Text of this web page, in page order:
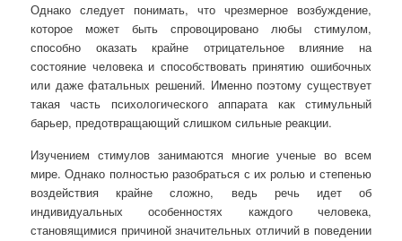
Однако следует понимать, что чрезмерное возбуждение,
которое может быть спровоцировано любы стимулом,
способно оказать крайне отрицательное влияние на
состояние человека и способствовать принятию ошибочных
или даже фатальных решений. Именно поэтому существует
такая часть психологического аппарата как стимульный
барьер, предотвращающий слишком сильные реакции.
Изучением стимулов занимаются многие ученые во всем
мире. Однако полностью разобраться с их ролью и степенью
воздействия крайне сложно, ведь речь идет об
индивидуальных особенностях каждого человека,
становящимися причиной значительных отличий в поведении